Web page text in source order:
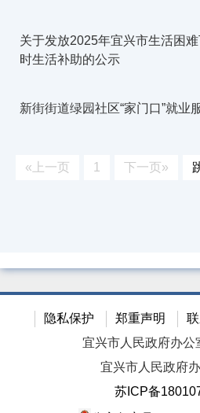
关于发放2025年宜兴市生活困
时生活补助的公示
新街街道绿园社区“家门口”就业
«上一页 1 下一页»
隐私保护 郑重声明
宜兴市人民政府办公
宜兴市人民政府
苏ICP备